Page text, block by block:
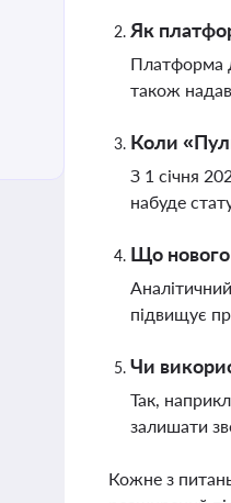
Як
Платформа
також
Коли
З 1 січня
набуде
Що
підвищує
Чи
Так,
залишати
Кожне з